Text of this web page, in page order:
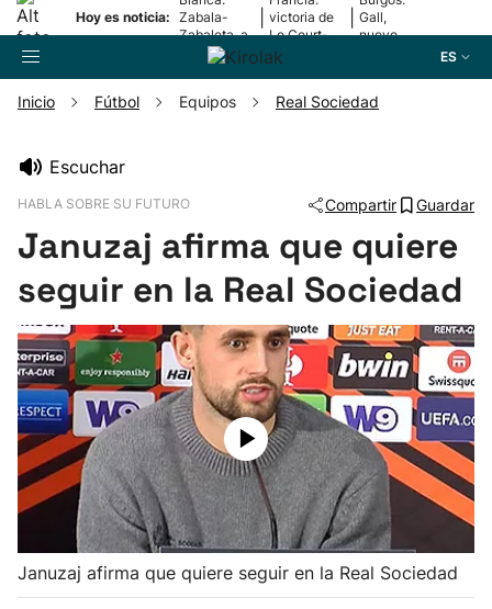
Hoy es noticia: Zabala-
Zabaleta, a
la final
victoria de
Le Court-
Pienaar
Gall,
nuevo
ES
Pelota
Remo
Baloncesto
Ciclismo
Herri-kirolak
Balonmano
Inicio Fútbol Equipos Real Sociedad
Escuchar
HABLA SOBRE SU FUTURO Compartir Guardar
Januzaj afirma que quiere
seguir en la Real Sociedad
Januzaj afirma que quiere seguir en la Real Sociedad